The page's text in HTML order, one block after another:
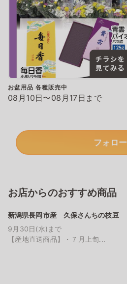
お盆用品 各種販売中
08月10日〜08月17日まで
フォロー
お店からのおすすめ商品
新潟県長岡市産 久保さんちの枝豆
9月30日(水)まで
【産地直送商品】・７月上旬...